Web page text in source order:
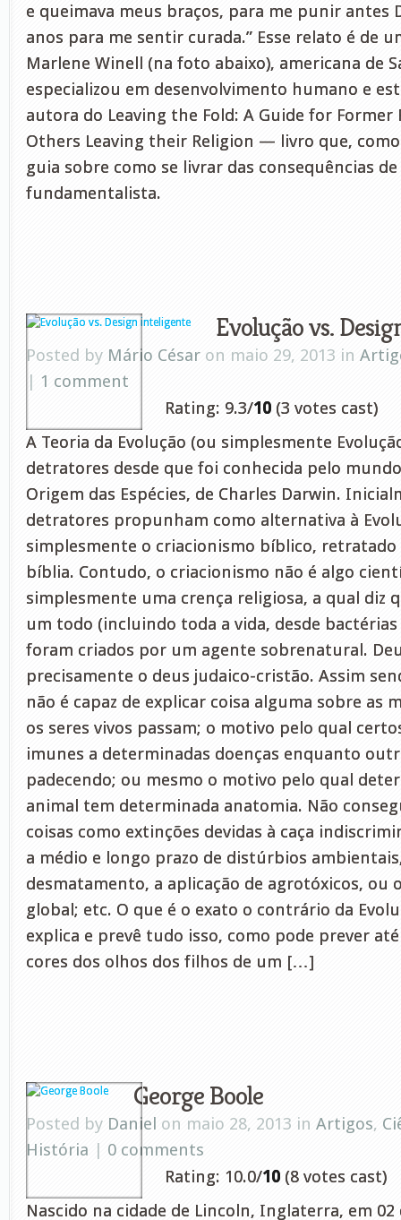
e queimava meus braços, para me punir antes
anos para me sentir curada.” Esse relato é de
Marlene Winell (na foto abaixo), americana de
especializou em desenvolvimento humano e
autora do Leaving the Fold: A Guide for
Others Leaving their Religion — livro que,
guia sobre como se livrar das consequências
fundamentalista.
Evolução vs.
Posted by Mário César on maio 29, 2013 in
| 1 comment
Rating: 9.3/10 (3 votes cast)
A Teoria da Evolução (ou simplesmente
detratores desde que foi conhecida pelo
Origem das Espécies, de Charles Darwin.
detratores propunham como alternativa à
simplesmente o criacionismo bíblico, retratado
bíblia. Contudo, o criacionismo não é algo
simplesmente uma crença religiosa, a qual diz
um todo (incluindo toda a vida, desde
foram criados por um agente sobrenatural.
precisamente o deus judaico-cristão. Assim
não é capaz de explicar coisa alguma sobre as
os seres vivos passam; o motivo pelo qual
imunes a determinadas doenças enquanto
padecendo; ou mesmo o motivo pelo qual
animal tem determinada anatomia. Não
coisas como extinções devidas à caça
a médio e longo prazo de distúrbios
desmatamento, a aplicação de agrotóxicos, ou
global; etc. O que é o exato o contrário da
explica e prevê tudo isso, como pode prever
cores dos olhos dos filhos de um […]
George Boole
Posted by Daniel on maio 28, 2013 in Artigos,
História | 0 comments
Rating: 10.0/10 (8 votes cast)
Nascido na cidade de Lincoln, Inglaterra, em